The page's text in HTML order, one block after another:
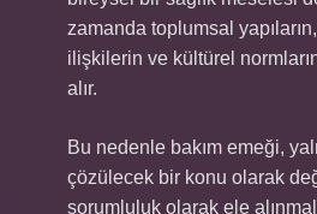
zamanda toplumsal
ilişkilerin ve kültürel
alır.
Bu nedenle bakım emeği,
çözülecek bir konu olarak
sorumluluk olarak ele